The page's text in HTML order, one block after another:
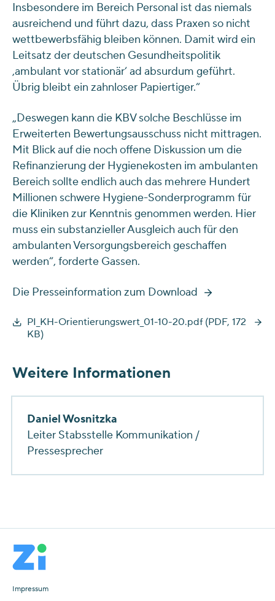
Insbesondere im Bereich Personal ist das niemals
ausreichend und führt dazu, dass Praxen so nicht
wettbewerbsfähig bleiben können. Damit wird ein
Leitsatz der deutschen Gesundheitspolitik
‚ambulant vor stationär‘ ad absurdum geführt.
Übrig bleibt ein zahnloser Papiertiger.“
„Deswegen kann die KBV solche Beschlüsse im
Erweiterten Bewertungsausschuss nicht mittragen.
Mit Blick auf die noch offene Diskussion um die
Refinanzierung der Hygienekosten im ambulanten
Bereich sollte endlich auch das mehrere Hundert
Millionen schwere Hygiene-Sonderprogramm für
die Kliniken zur Kenntnis genommen werden. Hier
muss ein substanzieller Ausgleich auch für den
ambulanten Versorgungsbereich geschaffen
werden“, forderte Gassen.
Die Presseinformation zum Download
PI_KH-Orientierungswert_01-10-20.pdf (PDF, 172
KB)
Weitere Informationen
Daniel Wosnitzka
Leiter Stabsstelle Kommunikation /
Pressesprecher
Impressum